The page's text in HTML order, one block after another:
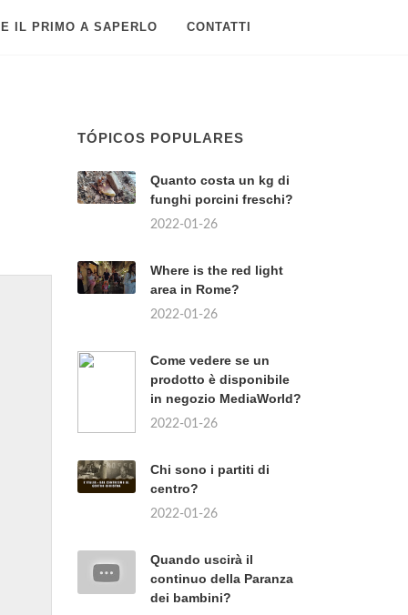
IL PRIMO A SAPERLO CONTATTI
TÓPICOS POPULARES
Quanto costa un kg di
funghi porcini freschi?
2022-01-26
Where is the red light
area in Rome?
2022-01-26
Come vedere se un
prodotto è disponibile
in negozio MediaWorld?
2022-01-26
Chi sono i partiti di
centro?
2022-01-26
Quando uscirà il
continuo della Paranza
dei bambini?